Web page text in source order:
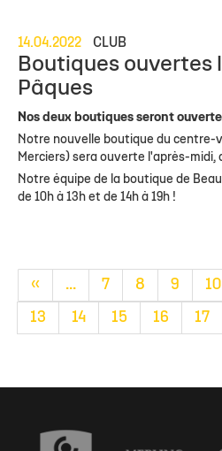
14.04.2022 CLUB
Boutiques ouvertes
Pâques
Nos deux boutiques seront
Notre nouvelle boutique du centre-
Merciers) sera ouverte l'après-midi,
Notre équipe de la boutique de
de 10h à 13h et de 14h à 19h !
« ... 7 8 9 10
13 14 15 16 17